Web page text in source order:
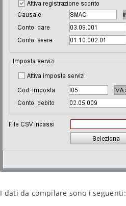
I dati da compilare sono i seguenti: